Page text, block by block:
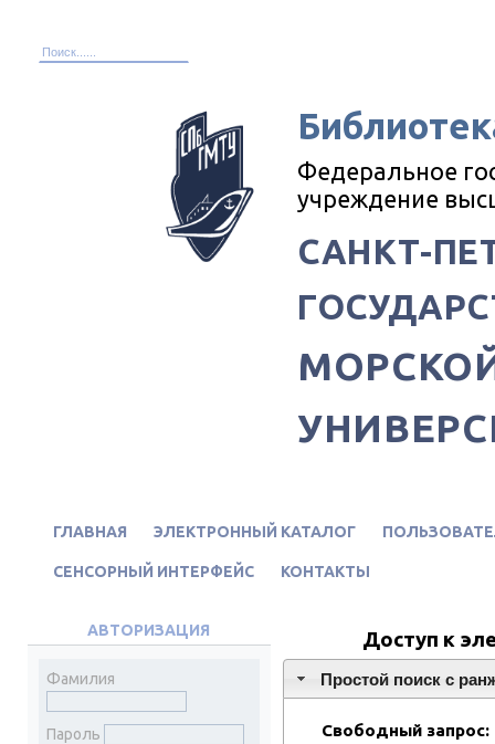
Федеральное
учреждение
САНКТ-
ГЛАВНАЯ ЭЛЕКТРОННЫЙ КАТАЛОГ
СЕНСОРНЫЙ ИНТЕРФЕЙС КОНТАКТЫ
АВТОРИЗАЦИЯ
Фамилия
Пароль
Доступ к
Простой поиск c
Свободный запрос: